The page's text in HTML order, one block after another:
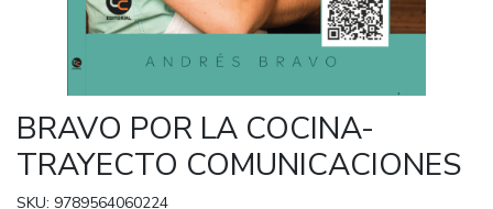
BRAVO POR LA COCINA-
TRAYECTO COMUNICACIONES
SKU: 9789564060224